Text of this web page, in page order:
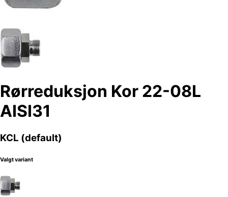
Rørreduksjon Kor 22-08L
AISI31
KCL (default)
Valgt variant